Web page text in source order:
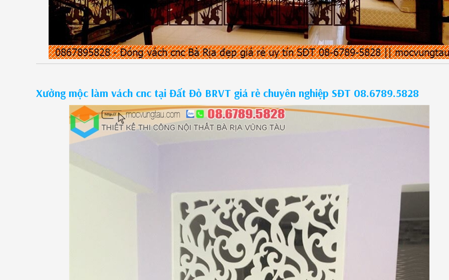
Xưởng mộc làm vách cnc tại Đất Đỏ BRVT giá rẻ chuyên nghiệp SĐT 08.6789.5828